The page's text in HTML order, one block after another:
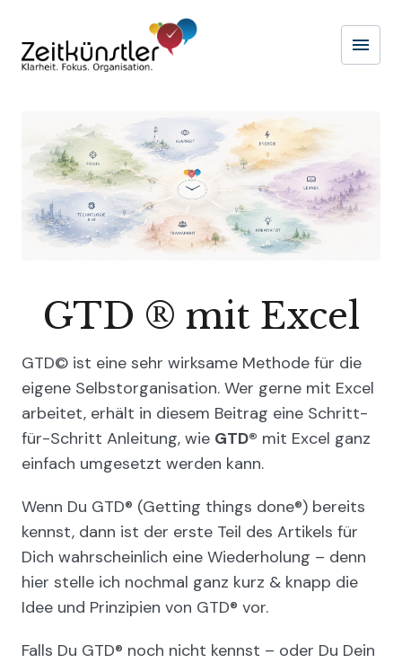
menu
GTD ® mit Excel
GTD© ist eine sehr wirksame Methode für die
eigene Selbstorganisation. Wer gerne mit Excel
arbeitet, erhält in diesem Beitrag eine Schritt-
für-Schritt Anleitung, wie GTD® mit Excel ganz
einfach umgesetzt werden kann.
Wenn Du GTD® (Getting things done®) bereits
kennst, dann ist der erste Teil des Artikels für
Dich wahrscheinlich eine Wiederholung – denn
hier stelle ich nochmal ganz kurz & knapp die
Idee und Prinzipien von GTD® vor.
Falls Du GTD® noch nicht kennst – oder Du Dein